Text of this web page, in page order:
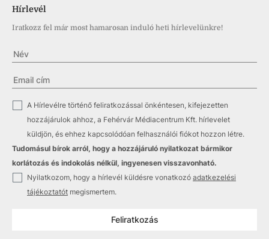
Hírlevél
Iratkozz fel már most hamarosan induló heti hírlevelünkre!
A Hírlevélre történő feliratkozással önkéntesen, kifejezetten
hozzájárulok ahhoz, a Fehérvár Médiacentrum Kft. hírlevelet
küldjön, és ehhez kapcsolódóan felhasználói fiókot hozzon létre.
Tudomásul bírok arról, hogy a hozzájáruló nyilatkozat bármikor
korlátozás és indokolás nélkül, ingyenesen visszavonható.
Nyilatkozom, hogy a hírlevél küldésre vonatkozó adatkezelési
tájékoztatót megismertem.
Feliratkozás